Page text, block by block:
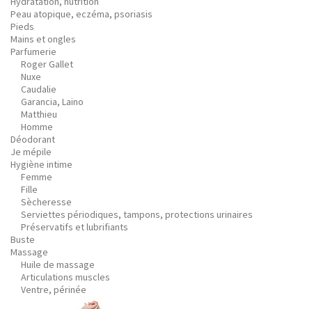
Peau atopique, eczéma, psoriasis
Pieds
Mains et ongles
Parfumerie
Roger Gallet
Nuxe
Caudalie
Garancia, Laino
Matthieu
Homme
Déodorant
Je mépile
Hygiène intime
Femme
Fille
Sècheresse
Serviettes périodiques, tampons, protections urinaires
Préservatifs et lubrifiants
Buste
Massage
Huile de massage
Articulations muscles
Ventre, périnée